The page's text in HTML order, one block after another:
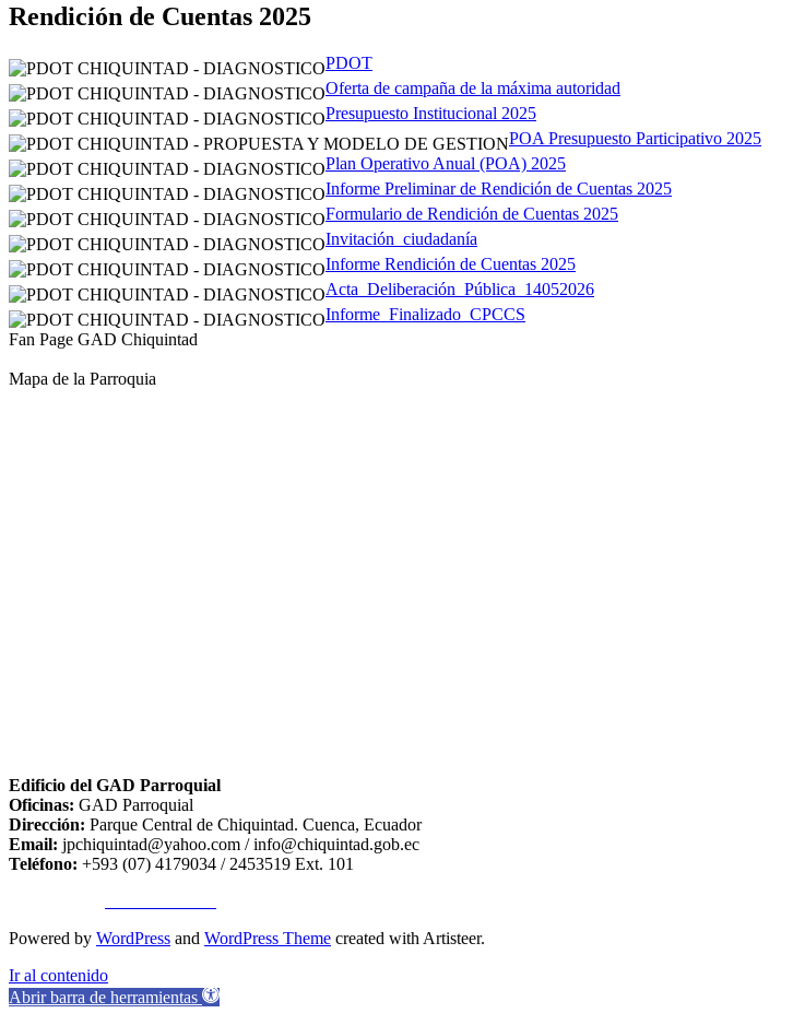
Rendición de Cuentas 2025
PDOT
Oferta de campaña de la máxima autoridad
Presupuesto Institucional 2025
POA Presupuesto Participativo 2025
Plan Operativo Anual (POA) 2025
Informe Preliminar de Rendición de Cuentas 2025
Formulario de Rendición de Cuentas 2025
Invitación_ciudadanía
Informe Rendición de Cuentas 2025
Acta_Deliberación_Pública_14052026
Informe_Finalizado_CPCCS
Fan Page GAD Chiquintad
Mapa de la Parroquia
Edificio del GAD Parroquial
Oficinas: GAD Parroquial
Dirección: Parque Central de Chiquintad. Cuenca, Ecuador
Email: jpchiquintad@yahoo.com / info@chiquintad.gob.ec
Teléfono: +593 (07) 4179034 / 2453519 Ext. 101
Powered by WordPress and WordPress Theme created with Artisteer.
Ir al contenido
Abrir barra de herramientas